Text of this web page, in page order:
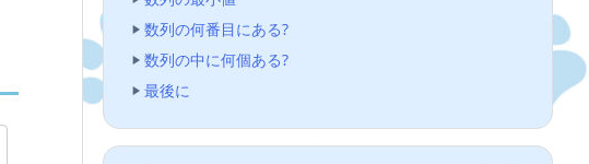
数列の何番目にある?
数列の中に何個ある?
最後に